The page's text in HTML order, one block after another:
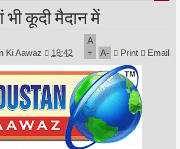
भी कूदी मैदान में
Ki Aawaz 18:42
A
+
A- Print Email